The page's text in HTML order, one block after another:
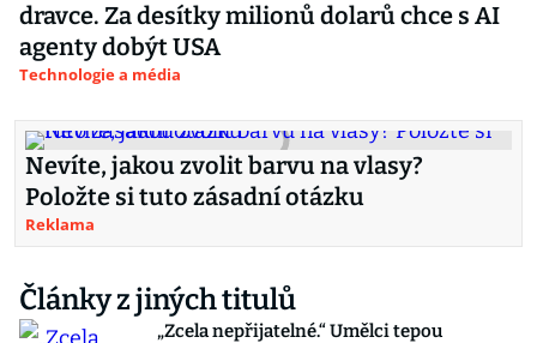
dravce. Za desítky milionů dolarů chce s AI
agenty dobýt USA
Technologie a média
Nevíte, jakou zvolit barvu na vlasy?
Položte si tuto zásadní otázku
Reklama
Články z jiných titulů
„Zcela nepřijatelné.“ Umělci tepou